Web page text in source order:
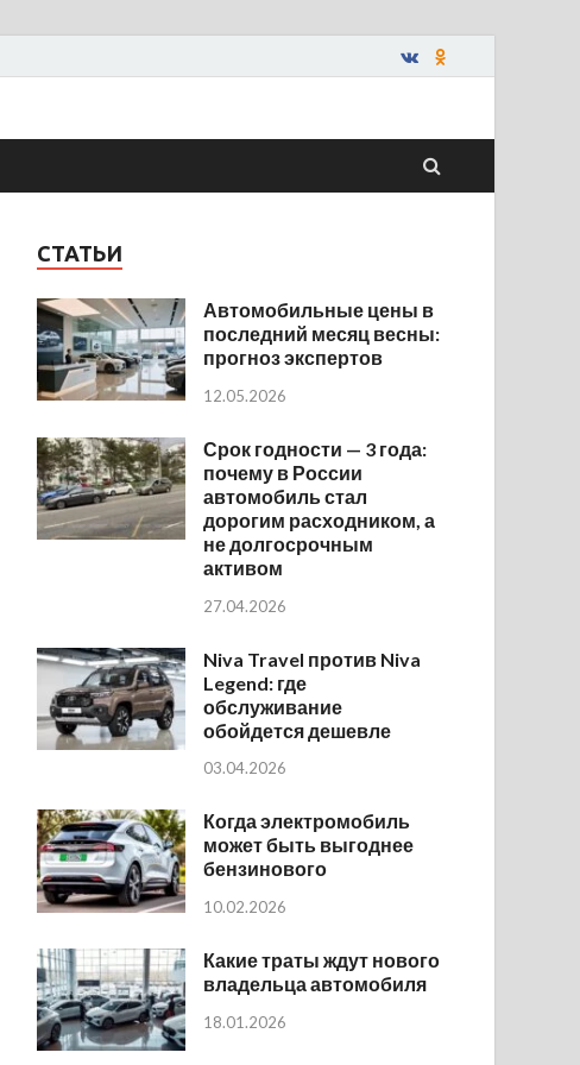
СТАТЬИ
Автомобильные цены в
последний месяц весны:
прогноз экспертов
12.05.2026
Срок годности — 3 года:
почему в России
автомобиль стал
дорогим расходником, а
не долгосрочным
активом
27.04.2026
Niva Travel против Niva
Legend: где
обслуживание
обойдется дешевле
03.04.2026
Когда электромобиль
может быть выгоднее
бензинового
10.02.2026
Какие траты ждут нового
владельца автомобиля
18.01.2026